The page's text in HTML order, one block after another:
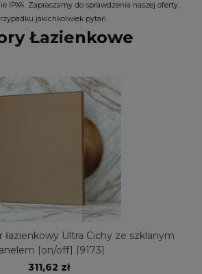
IPX4. Zapraszamy do sprawdzenia naszej oferty,
jakichkolwiek pytań.
Łazienkowe
łazienkowy Ultra Cichy ze szklanym
[on/off] [9173]
311,62 zł